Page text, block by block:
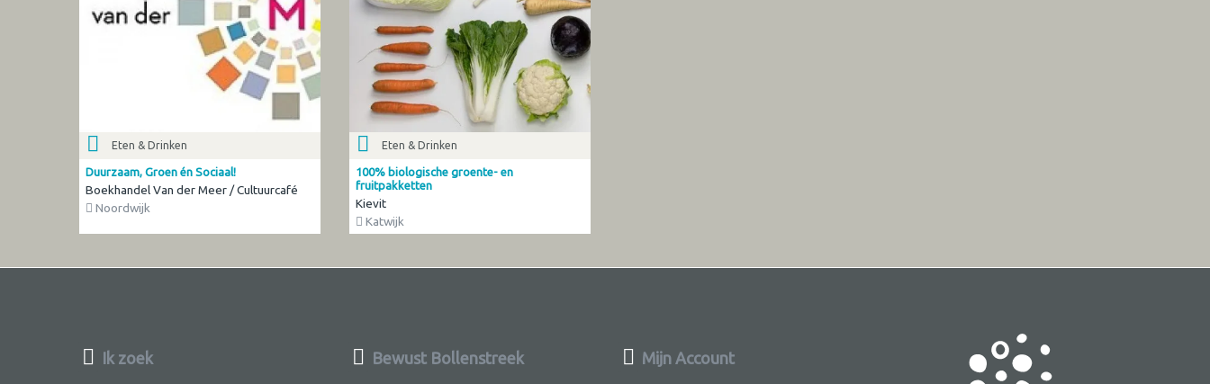
Eten & Drinken
Duurzaam, Groen én Sociaal!
Boekhandel Van der Meer / Cultuurcafé
Noordwijk
Eten & Drinken
100% biologische groente- en
fruitpakketten
Kievit
Katwijk
Ik zoek Bewust Bollenstreek Mijn Account